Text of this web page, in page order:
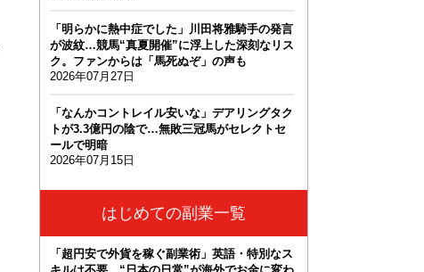
「明らかに熱中症でした」川田将雅騎手の発言
が波紋…競馬“真夏開催”に浮上した深刻なリス
ク。ファンからは「馬死ぬぞ」の声も
2026年07月27日
「なんかコントレイル安いな」デアリングタク
トが3.3億円の陰で…無敗三冠馬がセレクトセ
ールで明暗
2026年07月15日
はじめての副業一覧
「超円安で外貨を稼ぐ副業術」英語・特別なス